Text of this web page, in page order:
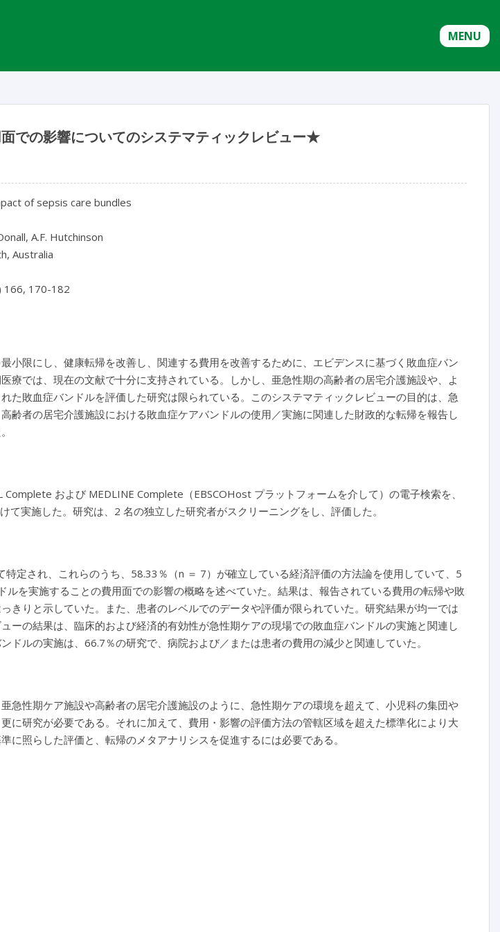
MENU
での影響についてのシステマティックレビュー★
of sepsis care bundles
A.F. Hutchinson
Australia
166, 170-182
小限にし、健康転帰を改善し、関連する費用を改善するために、エビデンスに基づく敗血症バン
療では、現在の文献で十分に支持されている。しかし、亜急性期の高齢者の居宅介護施設や、よ
た敗血症バンドルを評価した研究は限られている。このシステマティックレビューの目的は、急
齢者の居宅介護施設における敗血症ケアバンドルの使用／実施に関連した財政的な転帰を報告し
および MEDLINE Complete（EBSCOHost プラットフォームを介して）の電子検索を、
実施した。研究は、2 名の独立した研究者がスクリーニングをし、評価した。
特定され、これらのうち、58.33％（n ＝ 7）が確立している経済評価の方法論を使用していて、5
ルを実施することの費用面での影響の概略を述べていた。結果は、報告されている費用の転帰や敗
きりと示していた。また、患者のレベルでのデータや評価が限られていた。研究結果が均一では
ーの結果は、臨床的および経済的有効性が急性期ケアの現場での敗血症バンドルの実施と関連し
ドルの実施は、66.7％の研究で、病院および／または患者の費用の減少と関連していた。
急性期ケア施設や高齢者の居宅介護施設のように、急性期ケアの環境を超えて、小児科の集団や
に研究が必要である。それに加えて、費用・影響の評価方法の管轄区域を超えた標準化により大
に照らした評価と、転帰のメタアナリシスを促進するには必要である。